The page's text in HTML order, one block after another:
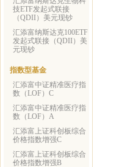
技ETF发起式联接
（QDII）美元现钞
汇添富纳斯达克100ETF
发起式联接（QDII）美
元现钞
指数型基金
汇添富中证精准医疗指
数（LOF）C
汇添富中证精准医疗指
数（LOF）A
汇添富上证科创板综合
价格指数增强C
汇添富上证科创板综合
价格指数增强B